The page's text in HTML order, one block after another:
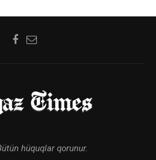
hüquqlar qorunur.